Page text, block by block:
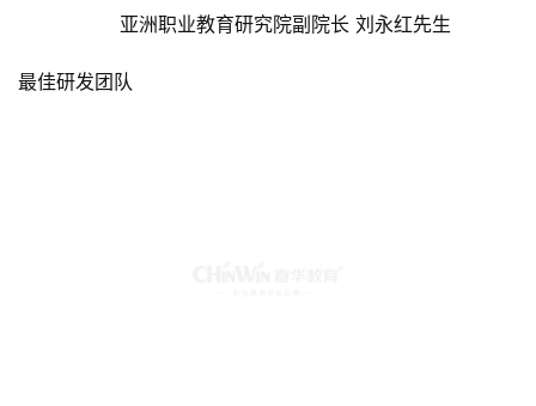
亚洲职业教育研究院副院长 刘永红先生
最佳研发团队